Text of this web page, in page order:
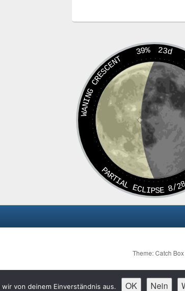
39% 23d
WANING CRESCENT
PARTIAL ECLIPSE 8/
Theme: Catch
von deinem Einverständnis aus. OK Nein